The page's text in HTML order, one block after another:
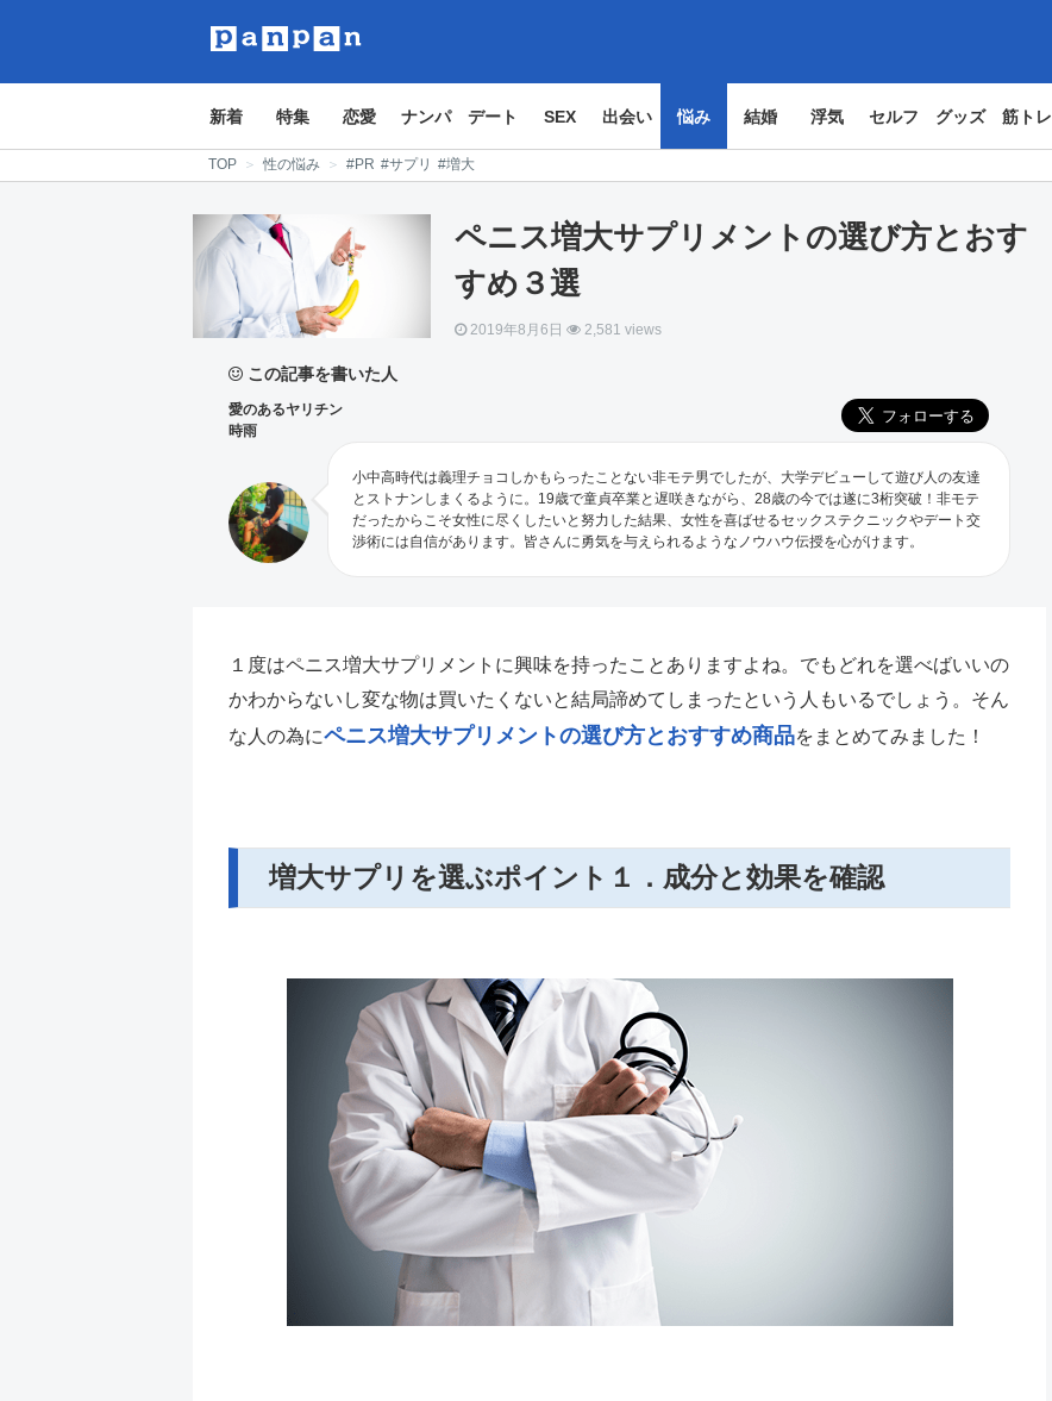
新着 特集 恋愛 ナンパ デート SEX 出会い 悩み 結婚 浮気 セルフ グッズ 筋トレ
TOP ＞ 性の悩み ＞ #PR #サプリ #増大
ペニス増大サプリメントの選び方とおす
すめ３選
2019年8月6日 2,581 views
この記事を書いた人
愛のあるヤリチン
時雨
小中高時代は義理チョコしかもらったことない非モテ男でしたが、大学デビューして遊び人の友達
とストナンしまくるように。19歳で童貞卒業と遅咲きながら、28歳の今では遂に3桁突破！非モテ
だったからこそ女性に尽くしたいと努力した結果、女性を喜ばせるセックステクニックやデート交
渉術には自信があります。皆さんに勇気を与えられるようなノウハウ伝授を心がけます。
１度はペニス増大サプリメントに興味を持ったことありますよね。でもどれを選べばいいの
かわからないし変な物は買いたくないと結局諦めてしまったという人もいるでしょう。そん
な人の為にペニス増大サプリメントの選び方とおすすめ商品をまとめてみました！
増大サプリを選ぶポイント１．成分と効果を確認